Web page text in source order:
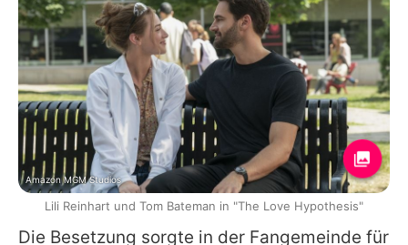
Die Besetzung sorgte in der Fangemeinde für
Amazon MGM Studios
Lili Reinhart und Tom Bateman in "The Love Hypothesis"